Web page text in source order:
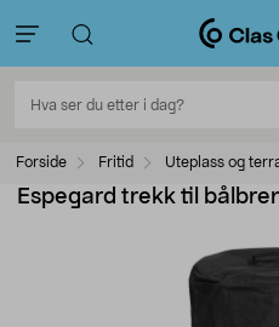
Forside Fritid Uteplass og
Espegard trekk til